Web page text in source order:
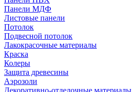
Панели МДФ
Листовые панели
Потолок
Подвесной потолок
Лакокрасочные материалы
Краска
Колеры
Защита древесины
Аэрозоли
Декоративно-отделочные материалы